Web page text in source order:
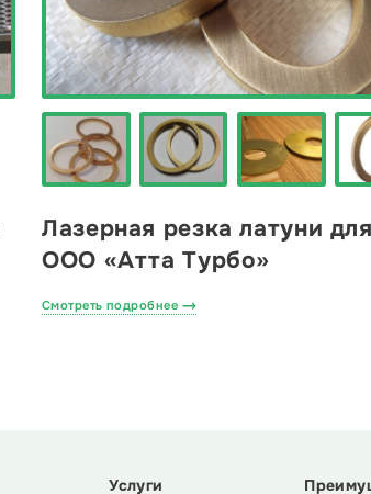
Лазерная резка латуни для
ООО «Атта Турбо»
Смотреть подробнее
Услуги